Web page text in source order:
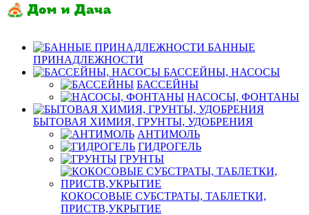
БАННЫЕ
ПРИНАДЛЕЖНОСТИ
БАССЕЙНЫ, НАСОСЫ
БАССЕЙНЫ
НАСОСЫ, ФОНТАНЫ
БЫТОВАЯ ХИМИЯ, ГРУНТЫ, УДОБРЕНИЯ
АНТИМОЛЬ
ГИДРОГЕЛЬ
ГРУНТЫ
КОКОСОВЫЕ СУБСТРАТЫ, ТАБЛЕТКИ,
ПРИСТВ,УКРЫТИЕ